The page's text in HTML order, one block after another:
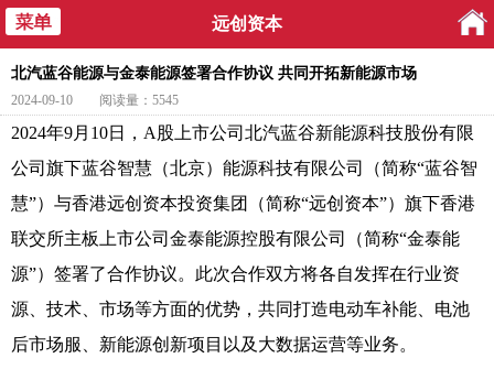
远创资本
北汽蓝谷能源与金泰能源签署合作协议 共同开拓新能源市场
2024-09-10 阅读量：5545
2024年9月10日，A股上市公司 北汽蓝谷新能源科技股份有限
公司 旗下蓝谷智慧（北京）能源科技有限公司（简称“蓝谷智
慧”）与香港远创资本投资集团（简称“远创资本”）旗下香港
联交所主板上市公司金泰能源控股有限公司（简称“金泰能
源”）签署了合作协议。此次合作双方将各自发挥在行业资
源、技术、市场等方面的优势，共同打造电动车补能、电池
后市场服、新能源创新项目以及大数据运营等业务。